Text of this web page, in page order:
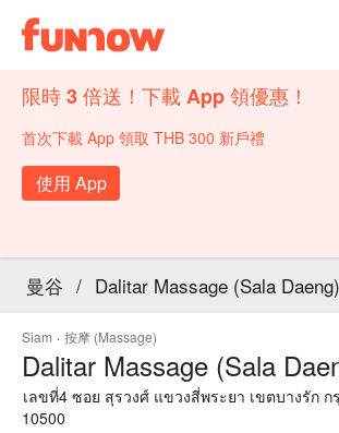
限時 3 倍送！下載 App 領優惠！
首次下載 App 領取 THB 300 新戶禮
使用 App
曼谷 / Dalitar Massage (Sala Daeng)
Siam · 按摩 (Massage)
Dalitar Massage (Sala
เลขที่4 ซอย สุรวงศ์ แขวงสี่พระยา เขตบางรัก ก
10500